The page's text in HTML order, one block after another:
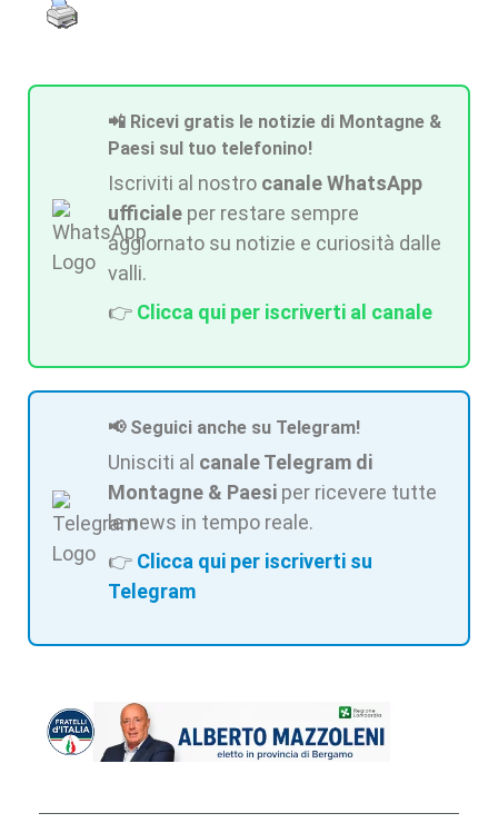
📲 Ricevi gratis le notizie di Montagne &
Paesi sul tuo telefonino!
Iscriviti al nostro canale WhatsApp
ufficiale per restare sempre
aggiornato su notizie e curiosità dalle
valli.
👉 Clicca qui per iscriverti al canale
📢 Seguici anche su Telegram!
Unisciti al canale Telegram di
Montagne & Paesi per ricevere tutte
le news in tempo reale.
👉 Clicca qui per iscriverti su
Telegram